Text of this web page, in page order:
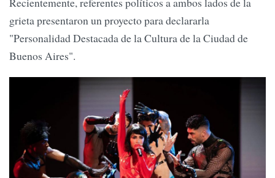
grieta presentaron un proyecto para declararla
"Personalidad Destacada de la Cultura de la Ciudad de
Buenos Aires".